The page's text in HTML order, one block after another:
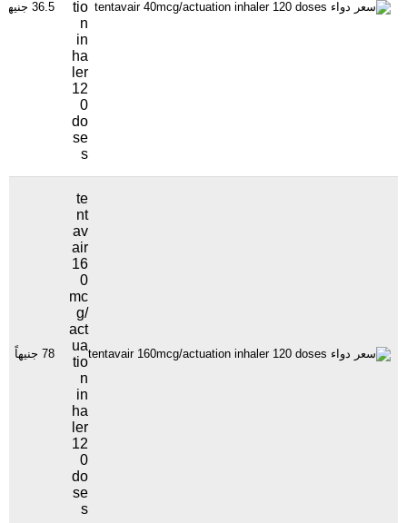
tio
n
in
ha
ler
12
0
do
se
s
36.5 جنيهاً
te
nt
av
air
16
0
mc
g/
act
ua
tio
n
in
ha
ler
12
0
do
se
s
78 جنيهاً